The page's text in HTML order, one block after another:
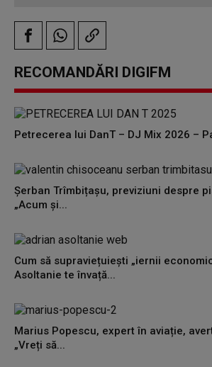
RECOMANDĂRI DIGIFM
Petrecerea lui DanT – DJ Mix 2026 –
Șerban Trîmbițașu, previziuni despre
„Acum și...
Cum să supraviețuiești „iernii
Asoltanie te învață...
Marius Popescu, expert în aviație,
„Vreți să...